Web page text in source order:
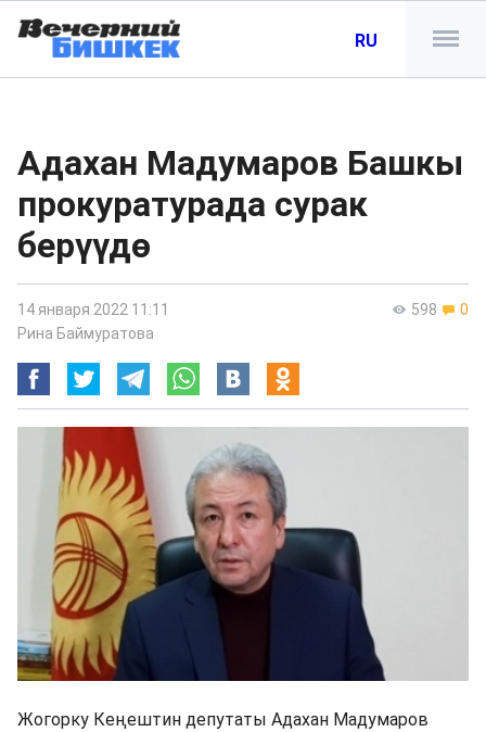
RU
Адахан Мадумаров Башкы
прокуратурада сурак
берүүдө
598 0
14 января 2022 11:11
Рина Баймуратова
Жогорку Кеңештин депутаты Адахан Мадумаров